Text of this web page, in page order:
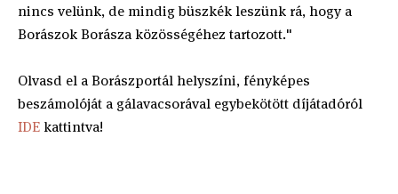
nincs velünk, de mindig büszkék leszünk rá, hogy a
Borászok Borásza közösségéhez tartozott."
Olvasd el a Borászportál helyszíni, fényképes
beszámolóját a gálavacsorával egybekötött díjátadóról
IDE kattintva!